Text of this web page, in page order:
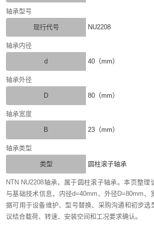
轴承型号
现行代号 NU2208
轴承内径
d 40（mm）
轴承外径
D 80（mm）
轴承宽度
B 23（mm）
轴承类型
类型 圆柱滚子轴承
NTN NU2208轴承，属于圆柱滚子轴承。本页整理
与基础技术信息，内径d=40mm、外径D=80mm、
据可用于设备维护、型号替换、采购沟通和初步选
议结合载荷、转速、安装空间和工况要求确认。